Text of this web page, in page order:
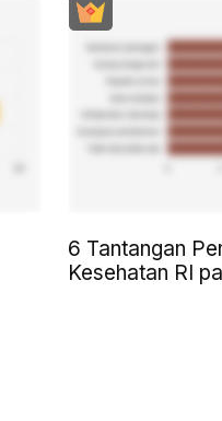
6 Tantangan
Kesehatan RI